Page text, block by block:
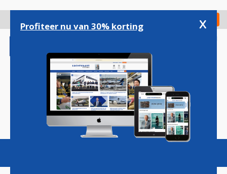
gaan
Check in
Magazine Podcasts Vacatures
Profiteer nu van 30% korting x